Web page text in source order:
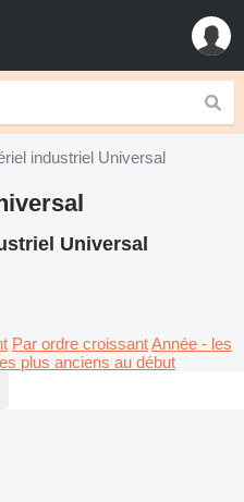
industriel Universal
Universal
Par ordre croissantAnnée - les
plus anciens au début